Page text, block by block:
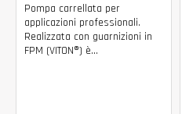
Pompa carrellata per
applicazioni professionali.
Realizzata con guarnizioni in
FPM (VITON®) è...